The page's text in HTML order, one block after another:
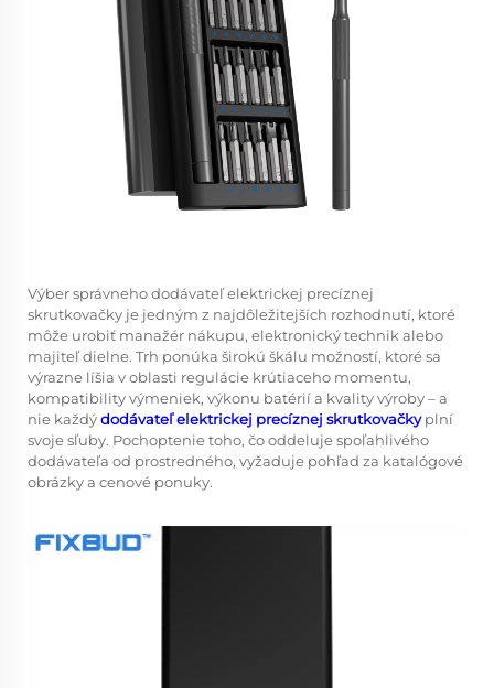
Výber správnehododávateľ elektrickej precíznej
skrutkovačky je jedným z najdôležitejších rozhodnutí, ktoré
môže urobiť manažér nákupu, elektronický technik alebo
majiteľ dielne. Trh ponúka širokú škálu možností, ktoré sa
výrazne líšia v oblasti regulácie krútiaceho momentu,
kompatibility výmeniek, výkonu batérií a kvality výroby – a
nie každýdodávateľ elektrickej precíznej skrutkovačkyplní
svoje sľuby. Pochoptenie toho, čo oddeluje spoľahlivého
dodávateľa od prostredného, vyžaduje pohľad za katalógové
obrázky a cenové ponuky.